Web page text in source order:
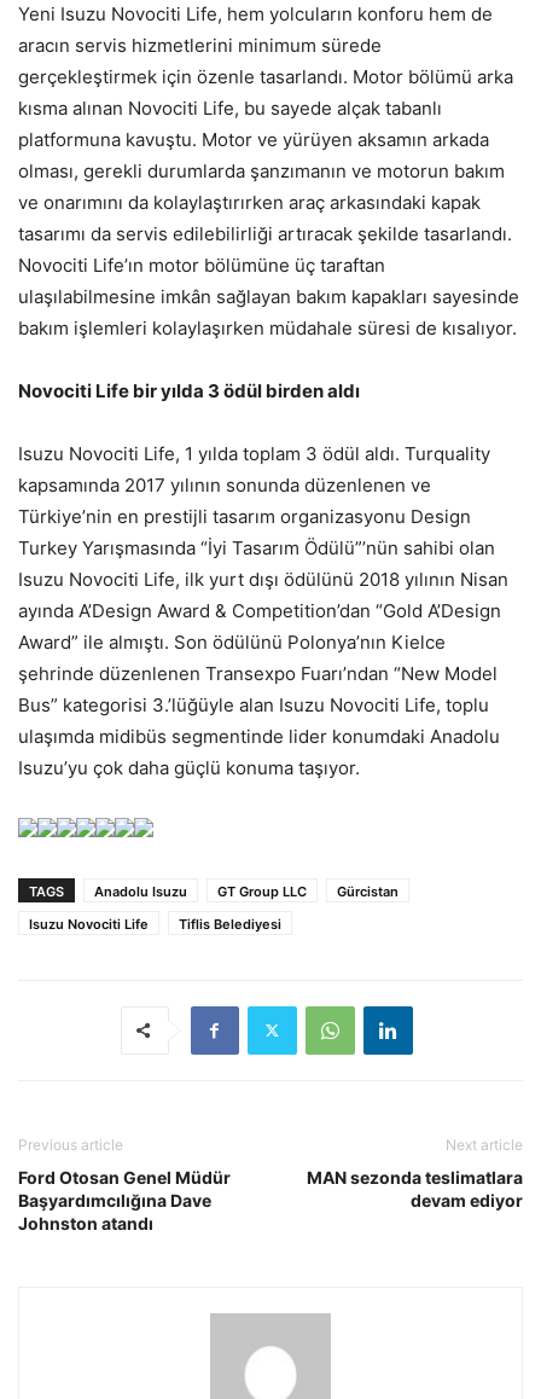
Yeni Isuzu Novociti Life, hem yolcuların konforu hem de
aracın servis hizmetlerini minimum sürede
gerçekleştirmek için özenle tasarlandı. Motor bölümü arka
kısma alınan Novociti Life, bu sayede alçak tabanlı
platformuna kavuştu. Motor ve yürüyen aksamın arkada
olması, gerekli durumlarda şanzımanın ve motorun bakım
ve onarımını da kolaylaştırırken araç arkasındaki kapak
tasarımı da servis edilebilirliği artıracak şekilde tasarlandı.
Novociti Life’ın motor bölümüne üç taraftan
ulaşılabilmesine imkân sağlayan bakım kapakları sayesinde
bakım işlemleri kolaylaşırken müdahale süresi de kısalıyor.
Novociti Life bir yılda 3 ödül birden aldı
Isuzu Novociti Life, 1 yılda toplam 3 ödül aldı. Turquality
kapsamında 2017 yılının sonunda düzenlenen ve
Türkiye’nin en prestijli tasarım organizasyonu Design
Turkey Yarışmasında “İyi Tasarım Ödülü”’nün sahibi olan
Isuzu Novociti Life, ilk yurt dışı ödülünü 2018 yılının Nisan
ayında A’Design Award & Competition’dan “Gold A’Design
Award” ile almıştı. Son ödülünü Polonya’nın Kielce
şehrinde düzenlenen Transexpo Fuarı’ndan “New Model
Bus” kategorisi 3.’lüğüyle alan Isuzu Novociti Life, toplu
ulaşımda midibüs segmentinde lider konumdaki Anadolu
Isuzu’yu çok daha güçlü konuma taşıyor.
TAGS Anadolu Isuzu GT Group LLC
Gürcistan
Isuzu Novociti Life
Tiflis Belediyesi
Previous article
Ford Otosan Genel Müdür
Başyardımcılığına Dave
Johnston atandı
Next article
MAN sezonda teslimatlara
devam ediyor